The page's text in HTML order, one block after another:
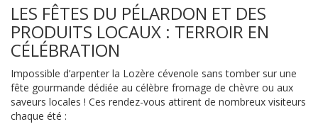
LES FÊTES DU PÉLARDON ET DES
PRODUITS LOCAUX : TERROIR EN
CÉLÉBRATION
Impossible d’arpenter la Lozère cévenole sans tomber sur une
fête gourmande dédiée au célèbre fromage de chèvre ou aux
saveurs locales ! Ces rendez-vous attirent de nombreux visiteurs
chaque été :